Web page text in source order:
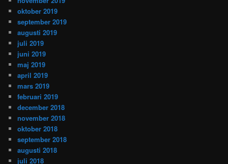
oktober 2019
september 2019
augusti 2019
juli 2019
juni 2019
maj 2019
april 2019
mars 2019
februari 2019
december 2018
november 2018
oktober 2018
september 2018
augusti 2018
juli 2018